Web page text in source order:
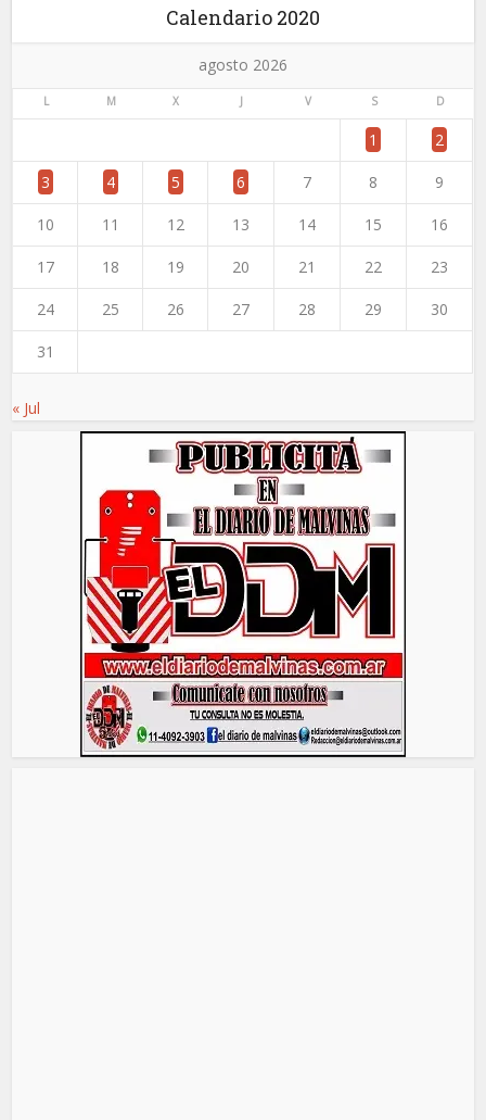
Calendario 2020
agosto 2026
L M X J V S D
1 2
3 4 5 6 7 8 9
10 11 12 13 14 15 16
17 18 19 20 21 22 23
24 25 26 27 28 29 30
31
« Jul